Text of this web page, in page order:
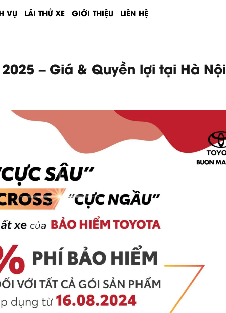
VỤ LÁI THỬ XE GIỚI THIỆU LIÊN HỆ
– Giá & Quyền lợi tại Hà Nội